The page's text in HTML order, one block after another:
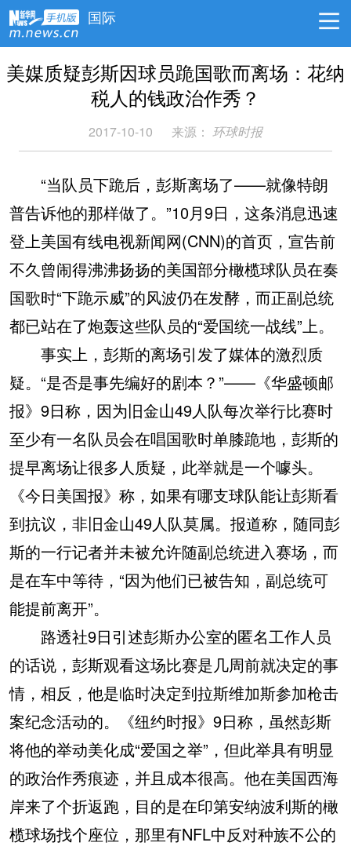
国际
美媒质疑彭斯因球员跪国歌而离场：花纳
税人的钱政治作秀？
2017-10-10 来源： 环球时报
“当队员下跪后，彭斯离场了——就像特朗
普告诉他的那样做了。”10月9日，这条消息迅速
登上美国有线电视新闻网(CNN)的首页，宣告前
不久曾闹得沸沸扬扬的美国部分橄榄球队员在奏
国歌时“下跪示威”的风波仍在发酵，而正副总统
都已站在了炮轰这些队员的“爱国统一战线”上。
事实上，彭斯的离场引发了媒体的激烈质
疑。“是否是事先编好的剧本？”——《华盛顿邮
报》9日称，因为旧金山49人队每次举行比赛时
至少有一名队员会在唱国歌时单膝跪地，彭斯的
提早离场让很多人质疑，此举就是一个噱头。
《今日美国报》称，如果有哪支球队能让彭斯看
到抗议，非旧金山49人队莫属。报道称，随同彭
斯的一行记者并未被允许随副总统进入赛场，而
是在车中等待，“因为他们已被告知，副总统可
能提前离开”。
路透社9日引述彭斯办公室的匿名工作人员
的话说，彭斯观看这场比赛是几周前就决定的事
情，相反，他是临时决定到拉斯维加斯参加枪击
案纪念活动的。《纽约时报》9日称，虽然彭斯
将他的举动美化成“爱国之举”，但此举具有明显
的政治作秀痕迹，并且成本很高。他在美国西海
岸来了个折返跑，目的是在印第安纳波利斯的橄
榄球场找个座位，那里有NFL中反对种族不公的